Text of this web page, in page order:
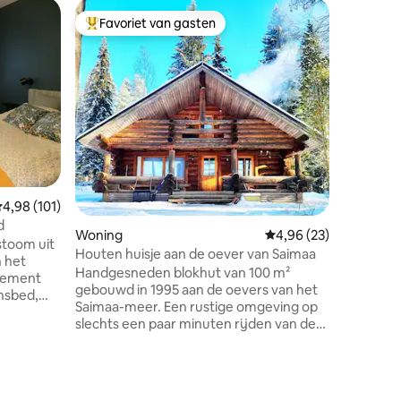
beoordeling van 4,98 uit 5, 101 recensies
4,98 (101)
uit
het
Topfavoriet van gasten
Favoriet van gasten
Woning Gemiddelde
4,96 (23)
Houten huisje aan de oever van Saimaa
Handgesneden blokhut van 100 m²
gebouwd in 1995 aan de oevers van het
Saimaa-meer. Een rustige omgeving op
slechts een paar minuten rijden van de